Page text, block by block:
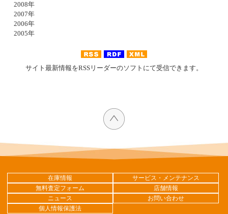
2008年
2007年
2006年
2005年
サイト最新情報をRSSリーダーのソフトにて受信できます。
在庫情報
サービス・メンテナンス
無料査定フォーム
店舗情報
ニュース
お問い合わせ
個人情報保護法